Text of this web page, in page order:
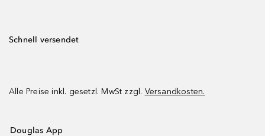
Schnell versendet
Alle Preise inkl. gesetzl. MwSt zzgl. Versandkosten.
Douglas App